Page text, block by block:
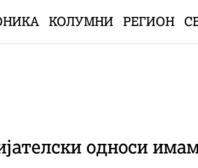
КОЛУМНИ РЕГИОН
односи